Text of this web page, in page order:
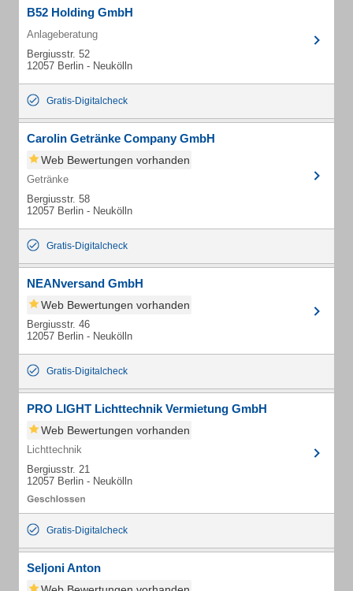
B52 Holding GmbH
Anlageberatung
Bergiusstr. 52
12057 Berlin - Neukölln
Gratis-Digitalcheck
Carolin Getränke Company GmbH
Web Bewertungen vorhanden
Getränke
Bergiusstr. 58
12057 Berlin - Neukölln
Gratis-Digitalcheck
NEANversand GmbH
Web Bewertungen vorhanden
Bergiusstr. 46
12057 Berlin - Neukölln
Gratis-Digitalcheck
PRO LIGHT Lichttechnik Vermietung GmbH
Web Bewertungen vorhanden
Lichttechnik
Bergiusstr. 21
12057 Berlin - Neukölln
Gratis-Digitalcheck
Seljoni Anton